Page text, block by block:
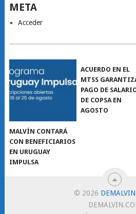
META
Acceder
MALVÍN CONTARÁ
CON BENEFICIARIOS
EN URUGUAY
IMPULSA
ACUERDO EN EL
MTSS
PAGO DE
DE COPSA EN
AGOSTO
© 2026